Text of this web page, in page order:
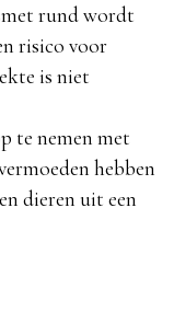
rund wordt
risico voor
is niet
te nemen met
hebben
dieren uit een